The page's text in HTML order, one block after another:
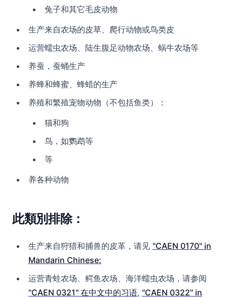
兔子和其它毛皮动物
生产来自农场的皮草、爬行动物或鸟类皮
运营蠕虫农场、陆生腹足动物农场、蜗牛农场等
养蚕，蚕蛹生产
养蜂和蜂蜜、蜂蜡的生产
养殖和繁殖宠物动物（不包括鱼类）：
猫和狗
鸟，如鹦鹉等
等
养各种动物
此類別排除：
生产来自狩猎和捕兽的皮革，请见 "CAEN 0170" in
Mandarin Chinese:
运营青蛙农场、鳄鱼农场、海洋蠕虫农场，请参阅
"CAEN 0321" 在中文中的习语, "CAEN 0322" in